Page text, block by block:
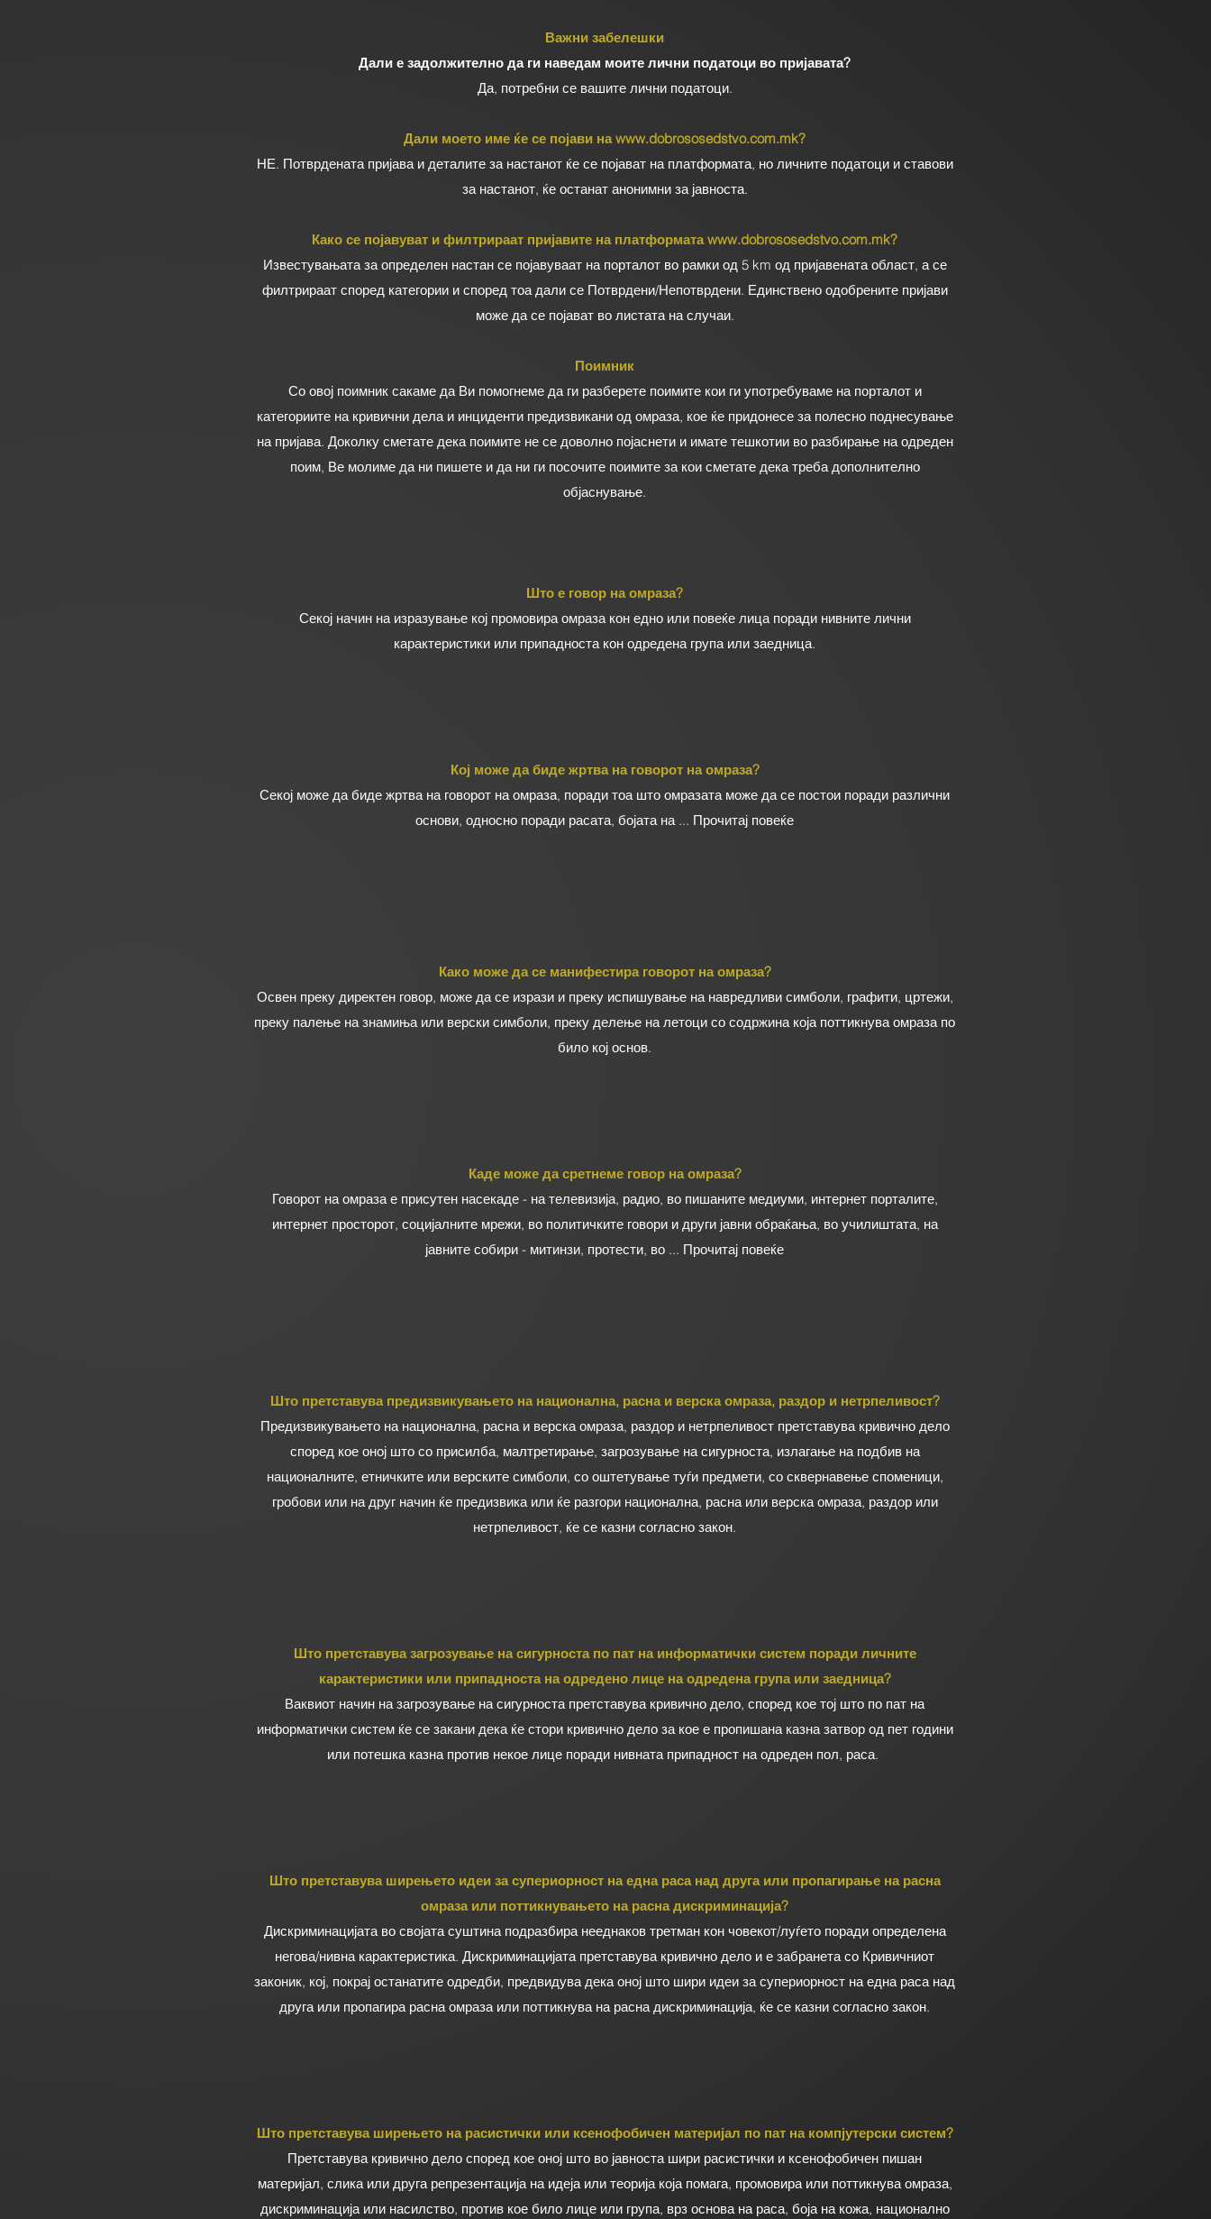
Важни забелешки
Дали е задолжително да ги наведам моите лични податоци во пријавата?
Да, потребни се вашите лични податоци.
Дали моето име ќе се појави наwww.dobrososedstvo.com.mk?
НЕ. Потврдената пријава и деталите за настанот ќе се појават на платформата, но личните податоци и ставови
за настанот, ќе останат анонимни за јавноста.
Како се појавуват и филтрираат пријавите на платформатаwww.dobrososedstvo.com.mk?
Известувањата за определен настан се појавуваат на порталот во рамки од 5 km од пријавената област, а се
филтрираат според категории и според тоа дали се Потврдени/Непотврдени. Единствено одобрените пријави
може да се појават во листата на случаи.
Поимник
Со овој поимник сакаме да Ви помогнеме да ги разберете поимите кои ги употребуваме на порталот и
категориите на кривични дела и инциденти предизвикани од омраза, кое ќе придонесе за полесно поднесување
на пријава. Доколку сметате дека поимите не се доволно појаснети и имате тешкотии во разбирање на одреден
поим, Ве молиме да ни пишете и да ни ги посочите поимите за кои сметате дека треба дополнително
објаснување.
Што е говор на омраза?
Секој начин на изразување кој промовира омраза кон едно или повеќе лица поради нивните лични
карактеристики или припадноста кон одредена група или заедница.
Кој може да биде жртва на говорот на омраза?
Секој може да биде жртва на говорот на омраза, поради тоа што омразата може да се постои поради различни
основи, односно поради расата, бојата на ... Прочитај повеќе
Како може да се манифестира говорот на омраза?
Освен преку директен говор, може да се изрази и преку испишување на навредливи симболи, графити, цртежи,
преку палење на знамиња или верски симболи, преку делење на летоци со содржина која поттикнува омраза по
било кој основ.
Каде може да сретнеме говор на омраза?
Говорот на омраза е присутен насекаде - на телевизија, радио, во пишаните медиуми, интернет порталите,
интернет просторот, социјалните мрежи, во политичките говори и други јавни обраќања, во училиштата, на
јавните собири - митинзи, протести, во ... Прочитај повеќе
Што претставува предизвикувањето на национална, расна и верска омраза, раздор и нетрпеливост?
Предизвикувањето на национална, расна и верска омраза, раздор и нетрпеливост претставува кривично дело
според кое оној што со присилба, малтретирање, загрозување на сигурноста, излагање на подбив на
националните, етничките или верските симболи, со оштетување туѓи предмети, со сквернавење споменици,
гробови или на друг начин ќе предизвика или ќе разгори национална, расна или верска омраза, раздор или
нетрпеливост, ќе се казни согласно закон.
Што претставува загрозување на сигурноста по пат на информатички систем поради личните
карактеристики или припадноста на одредено лице на одредена група или заедница?
Ваквиот начин на загрозување на сигурноста претставува кривично дело, според кое тој што по пат на
информатички систем ќе се закани дека ќе стори кривично дело за кое е пропишана казна затвор од пет години
или потешка казна против некое лице поради нивната припадност на одреден пол, раса.
Што претставува ширењето идеи за супериорност на една раса над друга или пропагирање на расна
омраза или поттикнувањето на расна дискриминација?
Дискриминацијата во својата суштина подразбира нееднаков третман кон човекот/луѓето поради определена
негова/нивна карактеристика. Дискриминацијата претставува кривично дело и е забранета со Кривичниот
законик, кој, покрај останатите одредби, предвидува дека оној што шири идеи за супериорност на една раса над
друга или пропагира расна омраза или поттикнува на расна дискриминација, ќе се казни согласно закон.
Што претставува ширењето на расистички или ксенофобичен материјал по пат на компјутерски систем?
Претставува кривично дело според кое оној што во јавноста шири расистички и ксенофобичен пишан
материјал, слика или друга репрезентација на идеја или теорија која помага, промовира или поттикнува омраза,
дискриминација или насилство, против кое било лице или група, врз основа на раса, боја на кожа, национално